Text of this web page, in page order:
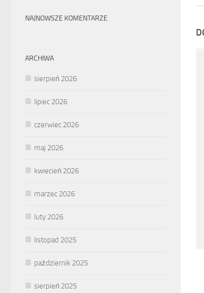
NAJNOWSZE KOMENTARZE
ARCHIWA
sierpień 2026
lipiec 2026
czerwiec 2026
maj 2026
kwiecień 2026
marzec 2026
luty 2026
listopad 2025
październik 2025
sierpień 2025